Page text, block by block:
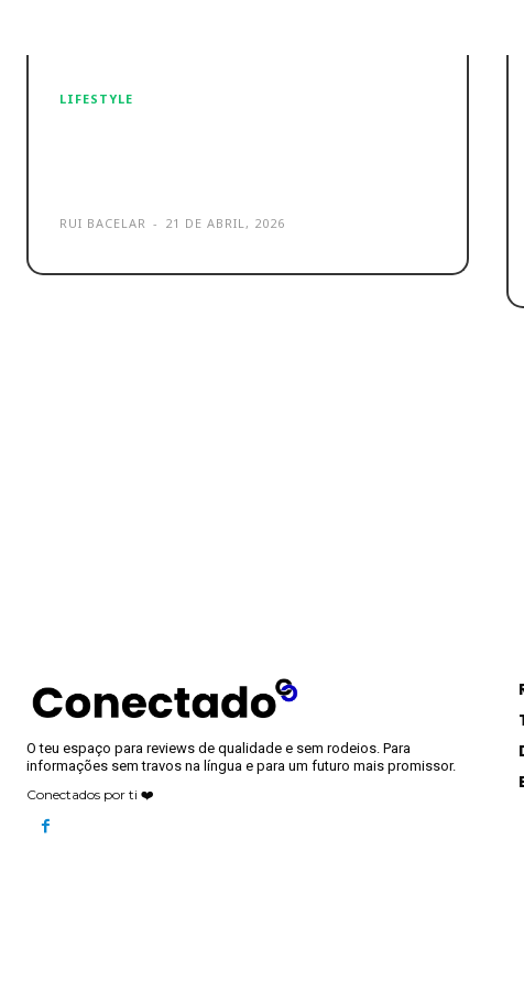
LIFESTYLE
RUI BACELAR - 21 DE ABRIL, 2026
O teu espaço para reviews de qualidade e sem rodeios. Para
informações sem travos na língua e para um futuro mais promissor.
Conectados por ti ❤️